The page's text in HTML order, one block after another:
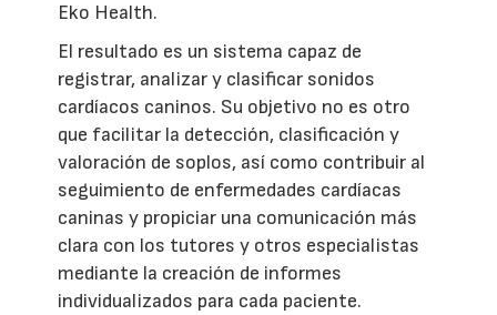
Eko Health.
El resultado es un sistema capaz de
registrar, analizar y clasificar sonidos
cardíacos caninos. Su objetivo no es otro
que facilitar la detección, clasificación y
valoración de soplos, así como contribuir al
seguimiento de enfermedades cardíacas
caninas y propiciar una comunicación más
clara con los tutores y otros especialistas
mediante la creación de informes
individualizados para cada paciente.